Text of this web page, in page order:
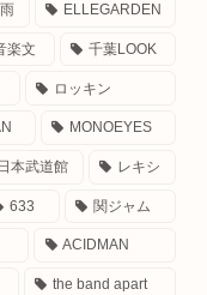
ELLEGARDEN
楽文 千葉LOOK
ロッキン
MONOEYES
日本武道館 レキシ
633 関ジャム
ACIDMAN
the band apart